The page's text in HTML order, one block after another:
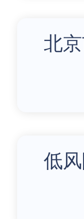
北
低